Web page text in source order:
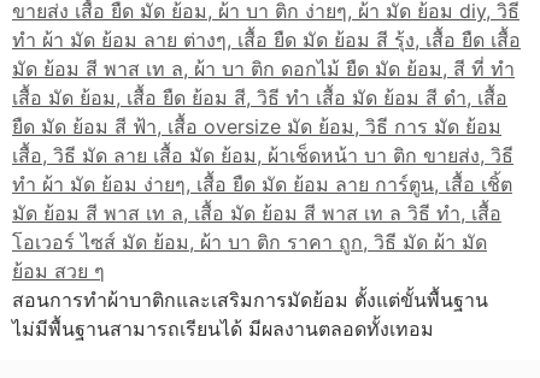
สอนการทำผ้าบาติกและเสริมการมัดย้อม ตั้งแต่ขั้นพื้นฐาน
ไม่มีพื้นฐานสามารถเรียนได้ มีผลงานตลอดทั้งเทอม